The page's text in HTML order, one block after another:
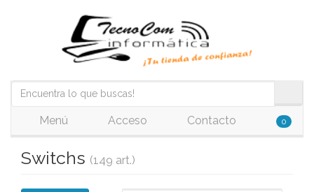
Menú Acceso Contacto 0
Switchs (149 art.)